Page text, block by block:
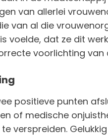
van allerlei
van al die
voelde, dat ze dit
voorlichting van
positieve punten
of medische
verspreiden.